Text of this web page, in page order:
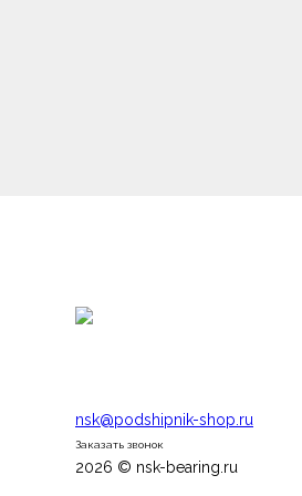
nsk@podshipnik-shop.ru
Заказать звонок
2026 © nsk-bearing.ru